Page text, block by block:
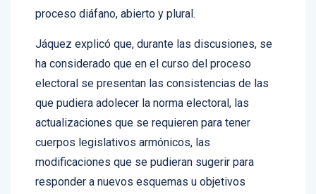
ha considerado que en el curso del proceso
electoral se presentan las consistencias de las
que pudiera adolecer la norma electoral, las
actualizaciones que se requieren para tener
cuerpos legislativos armónicos, las
modificaciones que se pudieran sugerir para
responder a nuevos esquemas u objetivos
políticos electorales del estado y las normativas